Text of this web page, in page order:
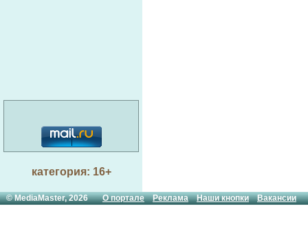
категория: 16+
© MediaMaster, 2026О портале Реклама Наши кнопки Вакансии